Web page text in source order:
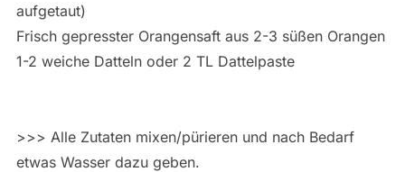
aufgetaut)
Frisch gepresster Orangensaft aus 2-3 süßen Orangen
1-2 weiche Datteln oder 2 TL Dattelpaste
>>> Alle Zutaten mixen/pürieren und nach Bedarf
etwas Wasser dazu geben.